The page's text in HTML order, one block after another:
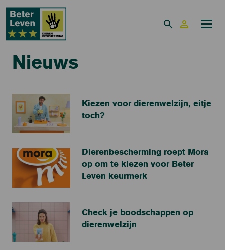
Nieuws
Kiezen voor dierenwelzijn, eitje
toch?
Dierenbescherming roept Mora
op om te kiezen voor Beter
Leven keurmerk
Check je boodschappen op
dierenwelzijn